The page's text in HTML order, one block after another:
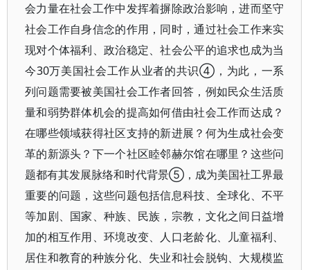
会力量在社会工作中发挥着摒除政治影响，进而坚守
社会工作自身信念的作用，同时，通过社会工作来实
现对个体福利、政治稳定、社会公平的追求也成为当
今30万美国社会工作从业者的共识④，为此，一系
列问题需要被美国社会工作者回答，例如民众生活质
量和弱势群体机会的提高如何借由社会工作而达成？
在哪些领域获得社区支持的新进展？何为生成社会变
革的新源头？下一个社区睦邻赫尔馆在哪里？这些问
题都有其发展脉络和时代背景⑤，成为美国社工界最
重要的问题，这些问题包括信息科技、全球化、不平
等加剧、国家、种族、民族，宗教，文化之间日益增
加的相互作用、环境改变、人口老龄化、儿童福利、
居住和教育的种族分化、失业和社会脱钩、大规模监